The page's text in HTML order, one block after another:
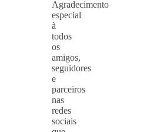
Agradecimento
especial
à
todos
os
amigos,
seguidores
e
parceiros
nas
redes
sociais